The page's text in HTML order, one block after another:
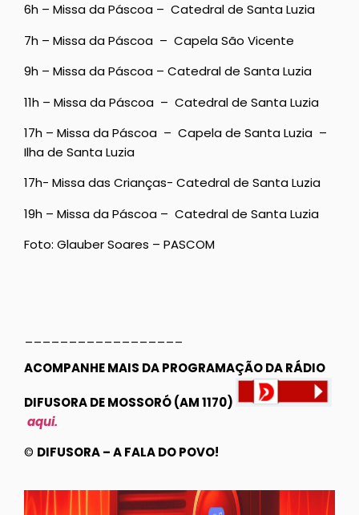
6h – Missa da Páscoa – Catedral de Santa Luzia
7h – Missa da Páscoa – Capela São Vicente
9h – Missa da Páscoa – Catedral de Santa Luzia
11h – Missa da Páscoa – Catedral de Santa Luzia
17h – Missa da Páscoa – Capela de Santa Luzia –
Ilha de Santa Luzia
17h- Missa das Crianças- Catedral de Santa Luzia
19h – Missa da Páscoa – Catedral de Santa Luzia
Foto: Glauber Soares – PASCOM
ACOMPANHE MAIS DA PROGRAMAÇÃO DA RÁDIO
DIFUSORA DE MOSSORÓ (AM 1170)
aqui.
© DIFUSORA – A FALA DO POVO!